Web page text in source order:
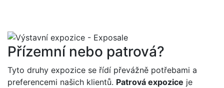
Přízemní nebo patrová?
Tyto druhy expozice se řídí převážně potřebami a
preferencemi našich klientů. Patrová expozice je